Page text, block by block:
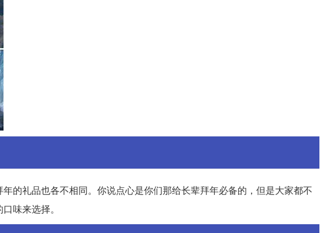
的礼品也各不相同。你说点心是你们那给长辈拜年必备的，但是大家都不
味来选择。